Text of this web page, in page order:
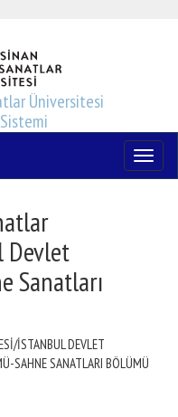
Üniversitesi
Menu
Devlet
Sanatları
İSTANBUL DEVLET
SAHNE SANATLARI BÖLÜMÜ